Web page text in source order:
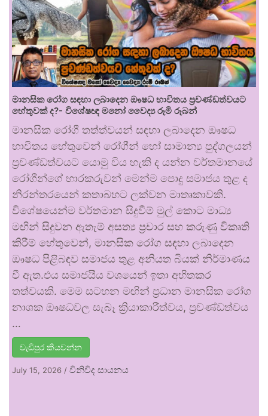
මානසික රෝග සඳහා ලබාදෙන ඖෂධ භාවිතය ප්‍රචණ්ඩත්වයට
හේතුවක් ද?- විශේෂඥ මනෝ වෛද්‍ය රූමි රූබන්
මානසික රෝගී තත්ත්වයන් සඳහා ලබාදෙන ඖෂධ
භාවිතය හේතුවෙන් රෝගීන් හෝ සාමාන්‍ය පුද්ගලයන්
ප්‍රචණ්ඩත්වයට යොමු විය හැකි ද යන්න වර්තමානයේ
රෝගීන්ගේ භාරකරුවන් මෙන්ම පොදු සමාජය තුළ ද
නිරන්තරයෙන් කතාබහට ලක්වන මාතෘකාවකි.
විශේෂයෙන්ම වර්තමාන සිදුවීම් මුල් කොට මාධ්‍ය
මඟින් සිදුවන ඇතැම් අසත්‍ය ප්‍රචාර සහ කරුණු විකෘති
කිරීම් හේතුවෙන්, මානසික රෝග සඳහා ලබාදෙන
ඖෂධ පිළිබඳව සමාජය තුළ අනියත බියක් නිර්මාණය
වී ඇත.එය සමාජයීය වශයෙන් ඉතා අහිතකර
තත්වයකි. මෙම සටහන මඟින් ප්‍රධාන මානසික රෝග
නාශක ඖෂධවල සැබෑ ක්‍රියාකාරීත්වය, ප්‍රචණ්ඩත්වය
…
වැඩිපුර කියවන්න
July 15, 2026 / විනිවිද සායනය